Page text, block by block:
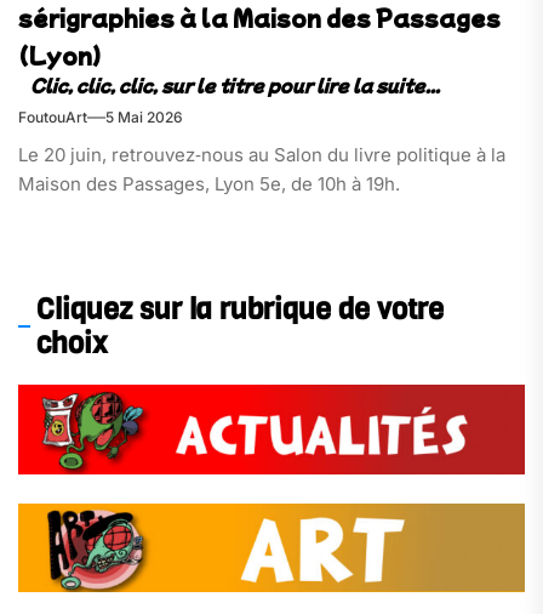
sérigraphies à la Maison des Passages
(Lyon)
FoutouArt 5 Mai 2026
Le 20 juin, retrouvez‑nous au Salon du livre politique à la
Maison des Passages, Lyon 5e, de 10h à 19h.
Cliquez sur la rubrique de votre
choix